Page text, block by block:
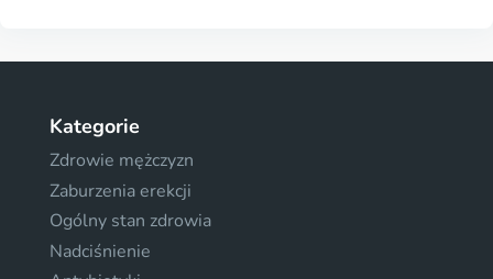
Kategorie
Zdrowie mężczyzn
Zaburzenia erekcji
Ogólny stan zdrowia
Nadciśnienie